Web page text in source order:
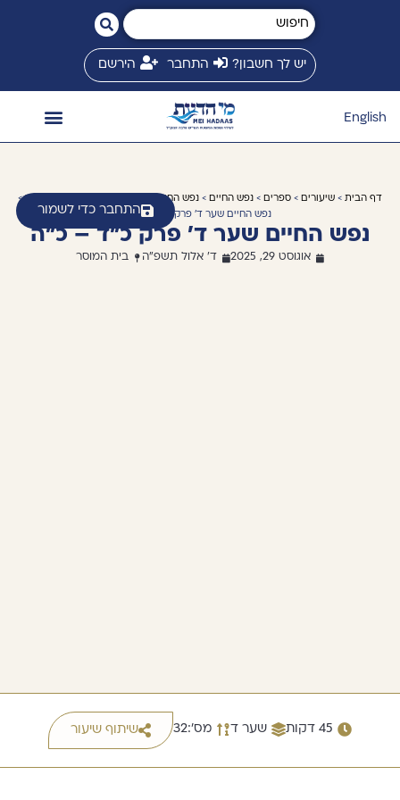
יש לך חשבון? התחבר הירשם
English
דף הבית > שיעורים > ספרים > נפש החיים > נפש החיים מהדורה ג בית המוסר שער ד>
נפש החיים שער ד' פרק כ"ד – כ"ה
נפש החיים שער ד' פרק כ"ד – כ"ה
אוגוסט 29, 2025 ד' אלול תשפ"ה בית המוסר
התחבר כדי לשמור
45 דקות שער ד מס׳:32 שיתוף שיעור